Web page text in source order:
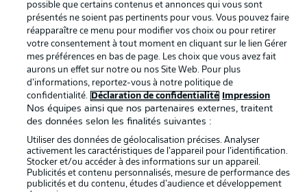
Choisissez votre langue
Français
possible que certains contenus et annonces qui vous sont
présentés ne soient pas pertinents pour vous. Vous pouvez faire
réapparaître ce menu pour modifier vos choix ou pour retirer
votre consentement à tout moment en cliquant sur le lien Gérer
mes préférences en bas de page. Les choix que vous avez fait
aurons un effet sur notre ou nos Site Web. Pour plus
d’informations, reportez-vous à notre politique de
confidentialité.
Déclaration de confidentialité Impression
Nos équipes ainsi que nos partenaires externes, traitent
des données selon les finalités suivantes :
Utiliser des données de géolocalisation précises. Analyser
activement les caractéristiques de l’appareil pour l’identification.
Stocker et/ou accéder à des informations sur un appareil.
Publicités et contenu personnalisés, mesure de performance des
publicités et du contenu, études d’audience et développement